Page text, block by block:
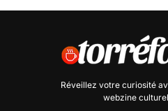
Réveillez votre curiosité
webzine culturel